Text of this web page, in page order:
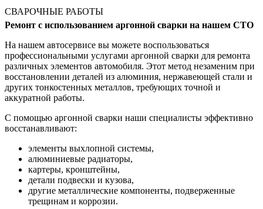
СВАРОЧНЫЕ РАБОТЫ
Ремонт с использованием аргонной сварки на нашем СТО
На нашем автосервисе вы можете воспользоваться
профессиональными услугами аргонной сварки для ремонта
различных элементов автомобиля. Этот метод незаменим при
восстановлении деталей из алюминия, нержавеющей стали и
других тонкостенных металлов, требующих точной и
аккуратной работы.
С помощью аргонной сварки наши специалисты эффективно
восстанавливают:
элементы выхлопной системы,
алюминиевые радиаторы,
картеры, кронштейны,
детали подвески и кузова,
другие металлические компоненты, подверженные
трещинам и коррозии.